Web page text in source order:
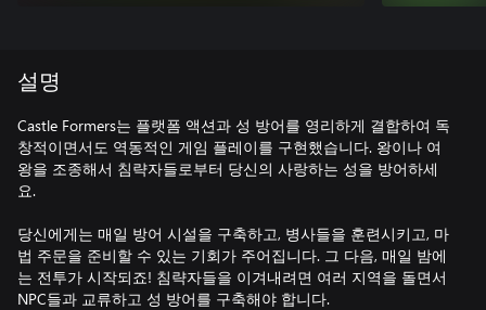
설명
Castle Formers는 플랫폼 액션과 성 방어를 영리하게 결합하여 독
창적이면서도 역동적인 게임 플레이를 구현했습니다. 왕이나 여
왕을 조종해서 침략자들로부터 당신의 사랑하는 성을 방어하세
요.
당신에게는 매일 방어 시설을 구축하고, 병사들을 훈련시키고, 마
법 주문을 준비할 수 있는 기회가 주어집니다. 그 다음, 매일 밤에
는 전투가 시작되죠! 침략자들을 이겨내려면 여러 지역을 돌면서
NPC들과 교류하고 성 방어를 구축해야 합니다.